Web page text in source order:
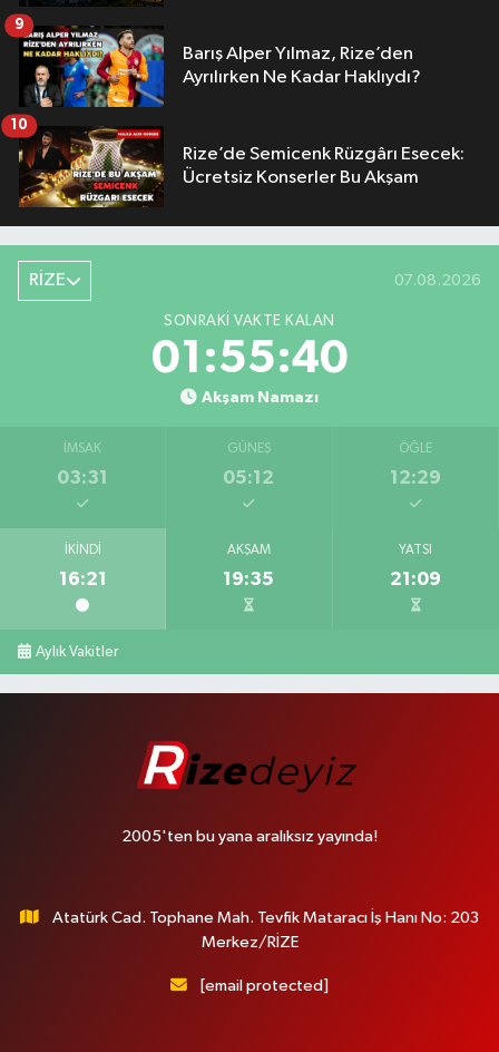
Barış Alper Yılmaz, Rize’den
Ayrılırken Ne Kadar Haklıydı?
9
Rize’de Semicenk Rüzgârı Esecek:
Ücretsiz Konserler Bu Akşam
10
RİZE 07.08.2026
SONRAKI VAKTE KALAN
01:55:40
Akşam Namazı
İMSAK
03:31
GÜNEŞ
05:12
ÖĞLE
12:29
İKINDI
16:21
AKŞAM
19:35
YATSI
21:09
Aylık Vakitler
2005'ten bu yana aralıksız yayında!
Atatürk Cad. Tophane Mah. Tevfik Mataracı İş Hanı No: 203
Merkez/RİZE
[email protected]